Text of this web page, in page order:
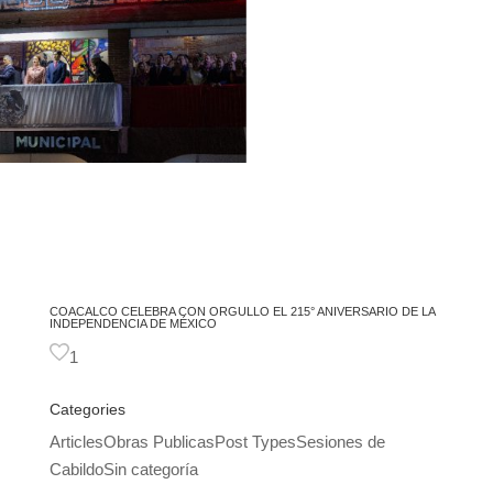
1
COACALCO CELEBRA CON ORGULLO EL 215° ANIVERSARIO DE LA
INDEPENDENCIA DE MÉXICO
1
Categories
ArticlesObras PublicasPost TypesSesiones de
CabildoSin categoría